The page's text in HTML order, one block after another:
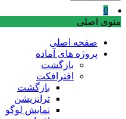
0
منوی اصلی
صفحه اصلی
پروژه های آماده
بازگشت
افترافکت
بازگشت
ترانزیشن
نمایش لوگو